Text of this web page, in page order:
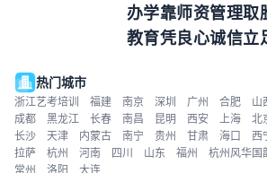
办学靠师资管理取
教育凭良心诚信立
热门城市
浙江艺考培训 福建 南京 深圳 广州 合肥 山
成都
黑龙江 长春 南昌 昆明 西安 上海 北
长沙
天津 内蒙古 南宁 贵州 甘肃 海口 西
拉萨
杭州 河南 四川 山东 福州 杭州风华国
常州
洛阳 大连